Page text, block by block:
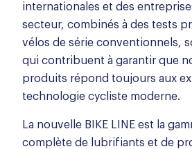
internationales et des
secteur, combinés à des tests
vélos de série conventionnels,
qui contribuent à garantir que
produits répond toujours aux
technologie cycliste moderne.
La nouvelle BIKE LINE est la
complète de lubrifiants et de